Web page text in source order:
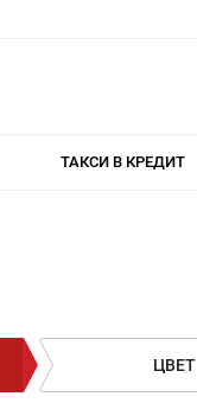
ТАКСИ В КРЕДИТ
ЦВЕТ